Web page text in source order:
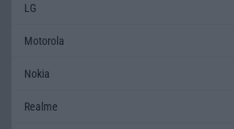
LG
Motorola
Nokia
Realme